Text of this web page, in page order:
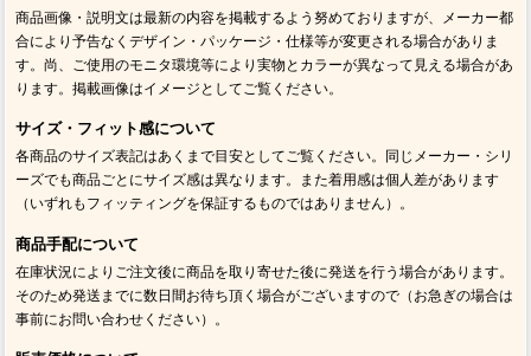
商品画像・説明文は最新の内容を掲載するよう努めておりますが、メーカー都
合により予告なくデザイン・パッケージ・仕様等が変更される場合がありま
す。尚、ご使用のモニタ環境等により実物とカラーが異なって見える場合があ
ります。掲載画像はイメージとしてご覧ください。
サイズ・フィット感について
各商品のサイズ表記はあくまで目安としてご覧ください。同じメーカー・シリ
ーズでも商品ごとにサイズ感は異なります。また着用感は個人差があります
（いずれもフィッティングを保証するものではありません）。
商品手配について
在庫状況によりご注文後に商品を取り寄せた後に発送を行う場合があります。
そのため発送までに数日間お待ち頂く場合がございますので（お急ぎの場合は
事前にお問い合わせください）。